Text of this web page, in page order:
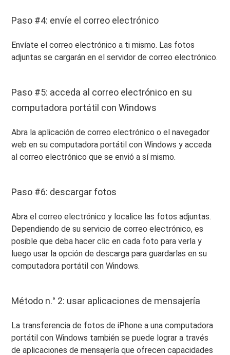
Paso #4: envíe el correo electrónico
Envíate el correo electrónico a ti mismo. Las fotos
adjuntas se cargarán en el servidor de correo electrónico.
Paso #5: acceda al correo electrónico en su
computadora portátil con Windows
Abra la aplicación de correo electrónico o el navegador
web en su computadora portátil con Windows y acceda
al correo electrónico que se envió a sí mismo.
Paso #6: descargar fotos
Abra el correo electrónico y localice las fotos adjuntas.
Dependiendo de su servicio de correo electrónico, es
posible que deba hacer clic en cada foto para verla y
luego usar la opción de descarga para guardarlas en su
computadora portátil con Windows.
Método n.° 2: usar aplicaciones de mensajería
La transferencia de fotos de iPhone a una computadora
portátil con Windows también se puede lograr a través
de aplicaciones de mensajería que ofrecen capacidades